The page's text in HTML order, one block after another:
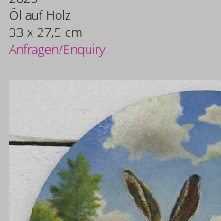
Öl auf Holz
33 x 27,5 cm
Anfragen/Enquiry